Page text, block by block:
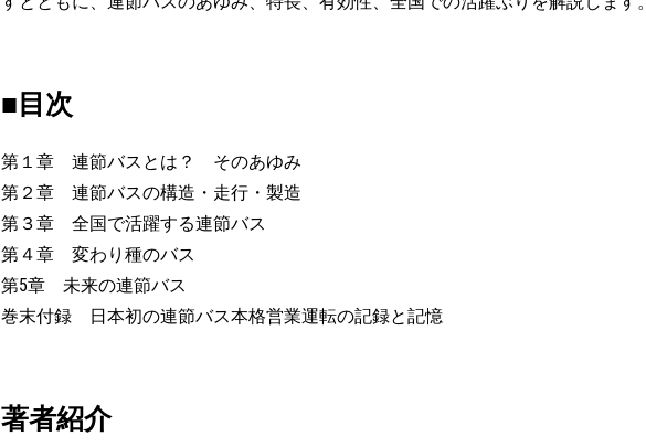
■目次
第１章 連節バスとは？ そのあゆみ
第２章 連節バスの構造・走行・製造
第３章 全国で活躍する連節バス
第４章 変わり種のバス
第5章 未来の連節バス
巻末付録 日本初の連節バス本格営業運転の記録と記憶
著者紹介